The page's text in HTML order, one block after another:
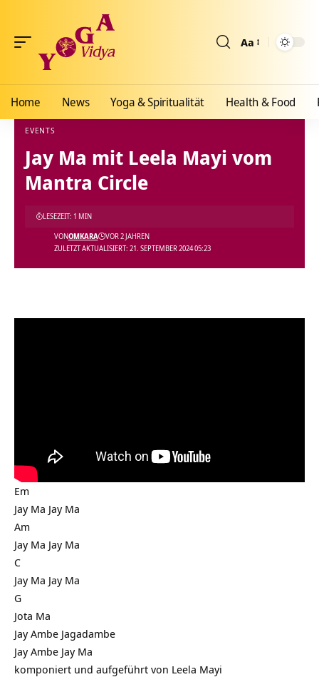
Aa
Home News Yoga & Spiritualität Health & Food
Yoga Vidya Blog - Yoga, Meditation und Ayurveda>Blog> News> Events
EVENTS
Jay Ma mit Leela Mayi vom
Mantra Circle
ZULETZT AKTUALISIERT: 21. SEPTEMBER 2024 05:23
VONOMKARA VOR 2 JAHREN
LESEZEIT: 1 MIN
Em
Jay Ma Jay Ma
Am
Jay Ma Jay Ma
C
Jay Ma Jay Ma
G
Jota Ma
Jay Ambe Jagadambe
Jay Ambe Jay Ma
komponiert und aufgeführt von Leela Mayi